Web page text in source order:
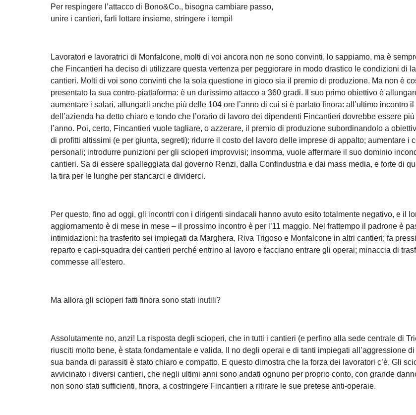
Per respingere l’attacco di Bono&Co., bisogna cambiare passo,
unire i cantieri, farli lottare insieme, stringere i tempi!
Lavoratori e lavoratrici di Monfalcone, molti di voi ancora non ne sono convinti, lo sappiamo, ma è
che Fincantieri ha deciso di utilizzare questa vertenza per peggiorare in modo drastico le condizioni di
cantieri. Molti di voi sono convinti che la sola questione in gioco sia il premio di produzione. Ma non è
presentato la sua contro-piattaforma: è un durissimo attacco a 360 gradi. Il suo primo obiettivo è
aumentare i salari, allungarli anche più delle 104 ore l’anno di cui si è parlato finora: all’ultimo incontro
dell’azienda ha detto chiaro e tondo che l’orario di lavoro dei dipendenti Fincantieri dovrebbe essere
l’anno. Poi, certo, Fincantieri vuole tagliare, o azzerare, il premio di produzione subordinandolo a
di profitti altissimi (e per giunta, segreti); ridurre il costo del lavoro delle imprese di appalto; aumentare i
personali; introdurre punizioni per gli scioperi improvvisi; insomma, vuole affermare il suo dominio
cantieri. Sa di essere spalleggiata dal governo Renzi, dalla Confindustria e dai mass media, e forte di
la tira per le lunghe per stancarci e dividerci.
Per questo, fino ad oggi, gli incontri con i dirigenti sindacali hanno avuto esito totalmente negativo, e il
aggiornamento è di mese in mese – il prossimo incontro è per l’11 maggio. Nel frattempo il padrone è
intimidazioni: ha trasferito sei impiegati da Marghera, Riva Trigoso e Monfalcone in altri cantieri; fa
reparto e capi-squadra dei cantieri perché entrino al lavoro e facciano entrare gli operai; minaccia di
commesse all’estero.
Ma allora gli scioperi fatti finora sono stati inutili?
Assolutamente no, anzi! La risposta degli scioperi, che in tutti i cantieri (e perfino alla sede centrale di
riusciti molto bene, è stata fondamentale e valida. Il no degli operai e di tanti impiegati all’aggressione
sua banda di parassiti è stato chiaro e compatto. E questo dimostra che la forza dei lavoratori c’è. Gli
avvicinato i diversi cantieri, che negli ultimi anni sono andati ognuno per proprio conto, con grande
non sono stati sufficienti, finora, a costringere Fincantieri a ritirare le sue pretese anti-operaie.